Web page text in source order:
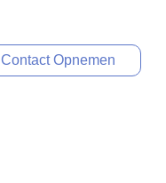
Contact Opnemen